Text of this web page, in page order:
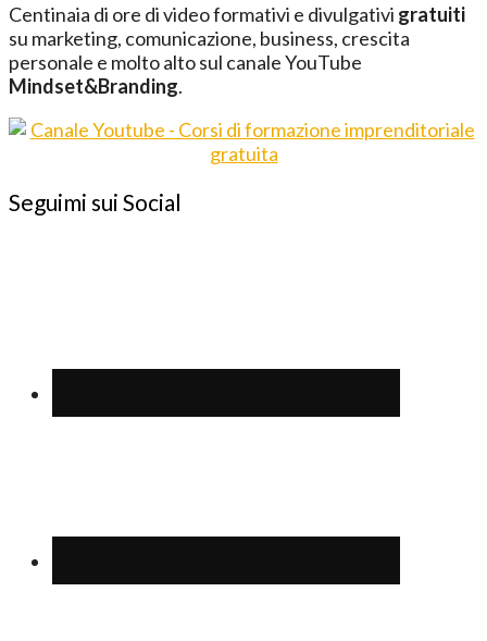
Centinaia di ore di video formativi e divulgativi gratuiti
su marketing, comunicazione, business, crescita
personale e molto alto sul canale YouTube
Mindset&Branding.
Seguimi sui Social